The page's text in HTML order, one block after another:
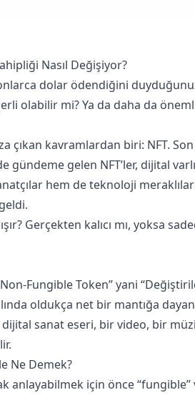
Nasıl Değişiyor?
dolar ödendiğini
olabilir mi? Ya da daha da
çıkan kavramlardan biri: NFT.
gündeme gelen NFT’ler, dijital
hem de teknoloji
Gerçekten kalıcı mı, yoksa
Fungible Token” yani
oldukça net bir mantığa
sanat eseri, bir video, bir
Ne Demek?
anlayabilmek için önce